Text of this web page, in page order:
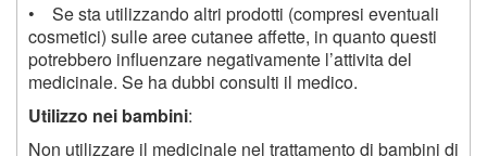
• Se sta utilizzando altri prodotti (compresi eventuali
cosmetici) sulle aree cutanee affette, in quanto questi
potrebbero influenzare negativamente l’attivita del
medicinale. Se ha dubbi consulti il medico.
Utilizzo nei bambini:
Non utilizzare il medicinale nel trattamento di bambini di